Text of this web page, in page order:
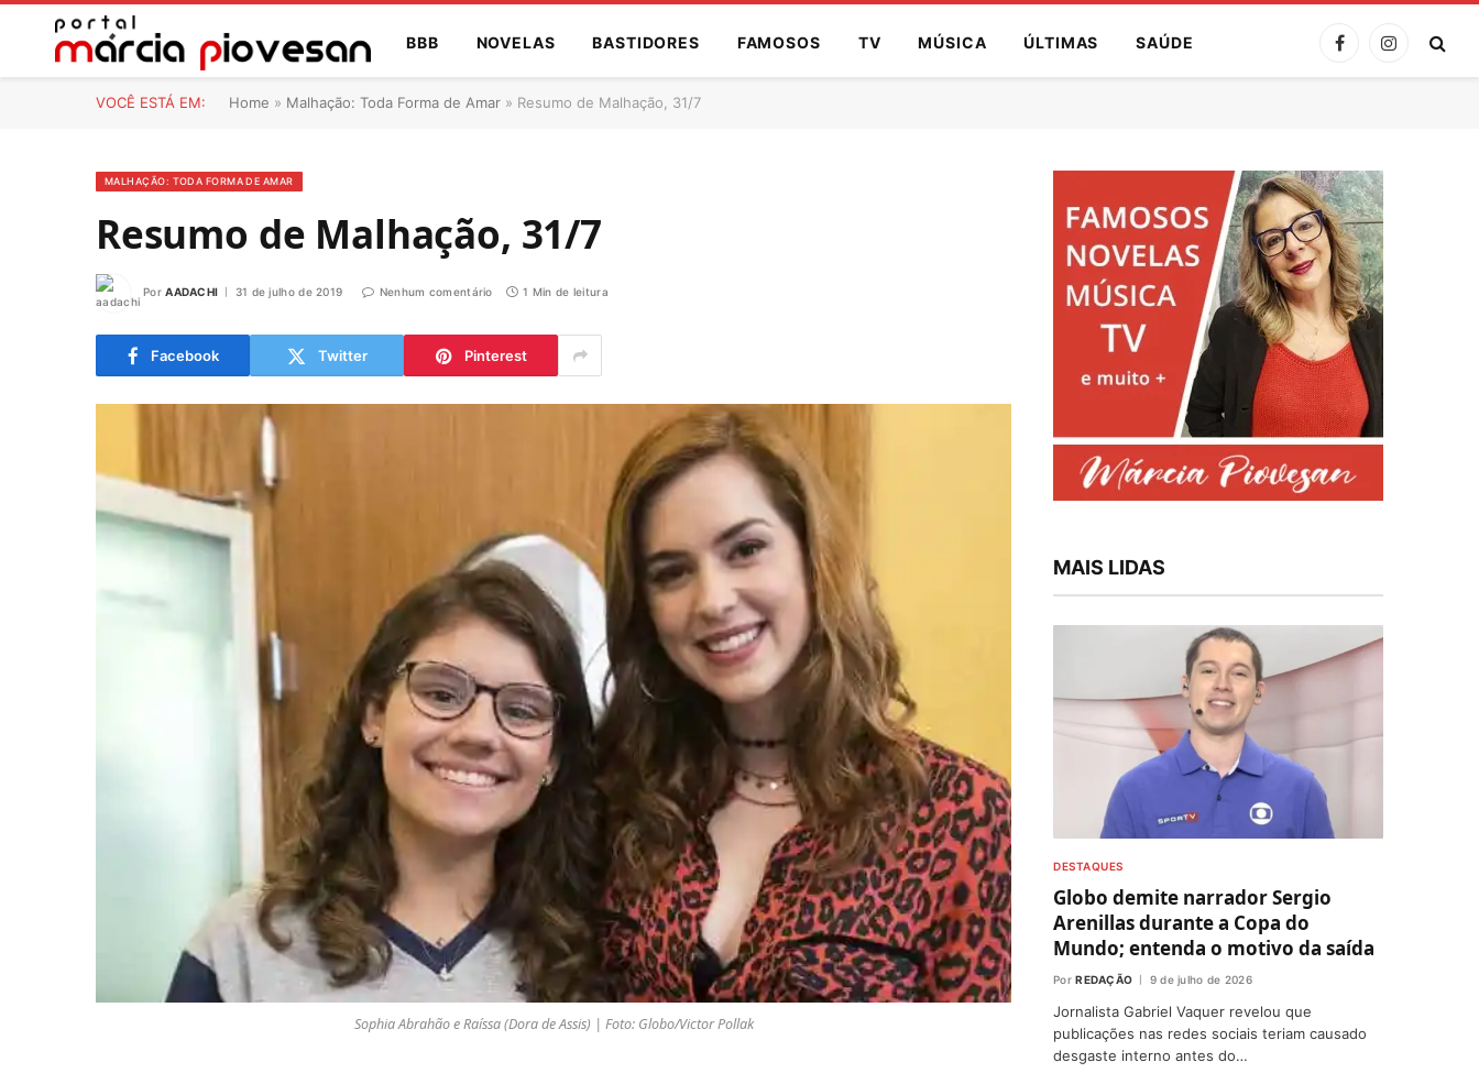
BBB NOVELAS BASTIDORES FAMOSOS TV MÚSICA ÚLTIMAS SAÚDE FacebookInstagram
VOCÊ ESTÁ EM: Home » Malhação: Toda Forma de Amar » Resumo de Malhação, 31/7
MALHAÇÃO: TODA FORMA DE AMAR
Resumo de Malhação, 31/7
Por AADACHI 31 de julho de 2019 Nenhum comentário 1 Min de leitura
Facebook Twitter Pinterest
Sophia Abrahão e Raíssa (Dora de Assis) | Foto: Globo/Victor Pollak
MAIS LIDAS
DESTAQUES
Globo demite narrador Sergio
Arenillas durante a Copa do
Mundo; entenda o motivo da saída
Por REDAÇÃO 9 de julho de 2026
Jornalista Gabriel Vaquer revelou que
publicações nas redes sociais teriam causado
desgaste interno antes do…